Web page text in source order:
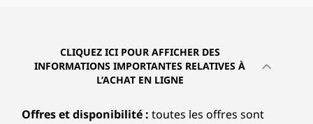
CLIQUEZ ICI POUR AFFICHER DES
INFORMATIONS IMPORTANTES RELATIVES À
L’ACHAT EN LIGNE
Offres et disponibilité : toutes les offres sont